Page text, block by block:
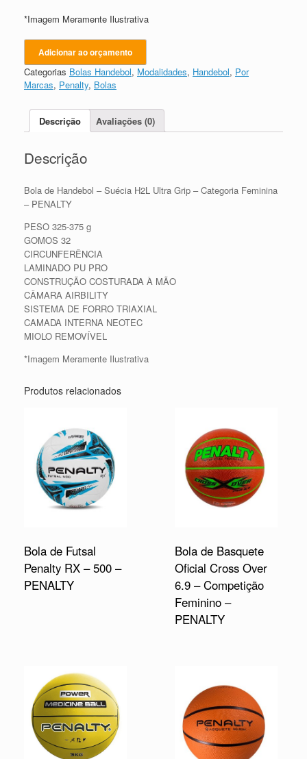
*Imagem Meramente Ilustrativa
Adicionar ao orçamento
Categorias Bolas Handebol, Modalidades, Handebol, Por
Marcas, Penalty, Bolas
Descrição Avaliações (0)
Descrição
Bola de Handebol – Suécia H2L Ultra Grip – Categoria Feminina
– PENALTY
PESO 325-375 g
GOMOS 32
CIRCUNFERÊNCIA
LAMINADO PU PRO
CONSTRUÇÃO COSTURADA À MÃO
CÂMARA AIRBILITY
SISTEMA DE FORRO TRIAXIAL
CAMADA INTERNA NEOTEC
MIOLO REMOVÍVEL
*Imagem Meramente Ilustrativa
Produtos relacionados
Bola de Futsal
Penalty RX – 500 –
PENALTY
Bola de Basquete
Oficial Cross Over
6.9 – Competição
Feminino –
PENALTY